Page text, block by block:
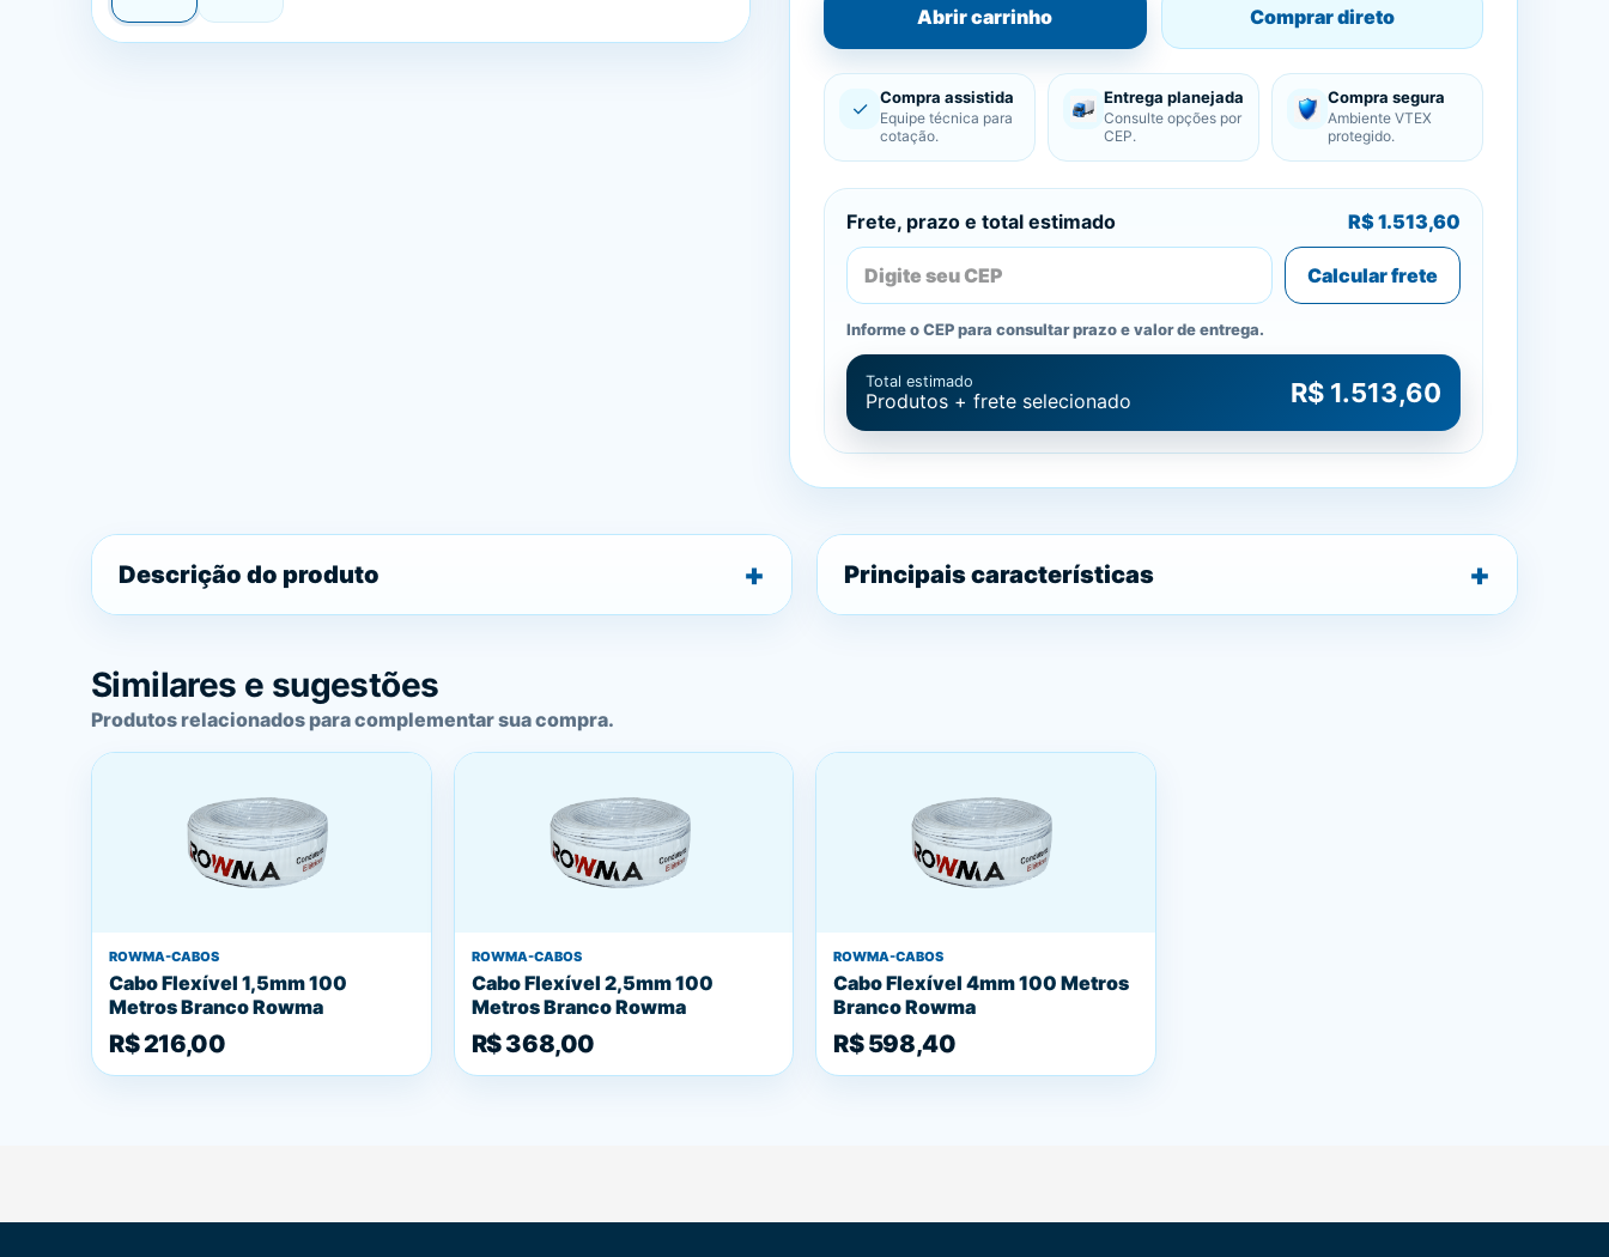
Abrir carrinho Comprar direto
✓ Compra assistida
Equipe técnica para
cotação.
Entrega planejada
Consulte opções por
CEP.
Compra segura
Ambiente VTEX
protegido.
Frete, prazo e total estimado R$ 1.513,60
Calcular frete
Informe o CEP para consultar prazo e valor de entrega.
Total estimado
Produtos + frete selecionado R$ 1.513,60
Descrição do produto Principais características
Similares e sugestões
Produtos relacionados para complementar sua compra.
ROWMA-CABOS
Cabo Flexível 1,5mm 100
Metros Branco Rowma
R$ 216,00
ROWMA-CABOS
Cabo Flexível 2,5mm 100
Metros Branco Rowma
R$ 368,00
ROWMA-CABOS
Cabo Flexível 4mm 100 Metros
Branco Rowma
R$ 598,40